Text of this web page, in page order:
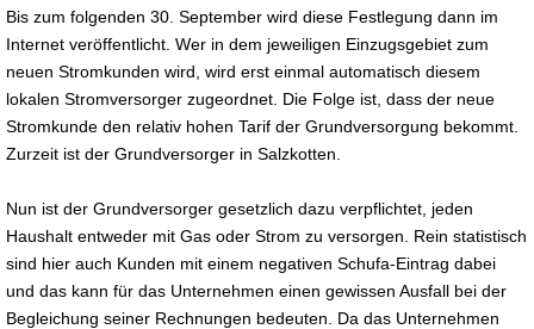
Bis zum folgenden 30. September wird diese Festlegung dann im
Internet veröffentlicht. Wer in dem jeweiligen Einzugsgebiet zum
neuen Stromkunden wird, wird erst einmal automatisch diesem
lokalen Stromversorger zugeordnet. Die Folge ist, dass der neue
Stromkunde den relativ hohen Tarif der Grundversorgung bekommt.
Zurzeit ist der Grundversorger in Salzkotten.
Nun ist der Grundversorger gesetzlich dazu verpflichtet, jeden
Haushalt entweder mit Gas oder Strom zu versorgen. Rein statistisch
sind hier auch Kunden mit einem negativen Schufa-Eintrag dabei
und das kann für das Unternehmen einen gewissen Ausfall bei der
Begleichung seiner Rechnungen bedeuten. Da das Unternehmen